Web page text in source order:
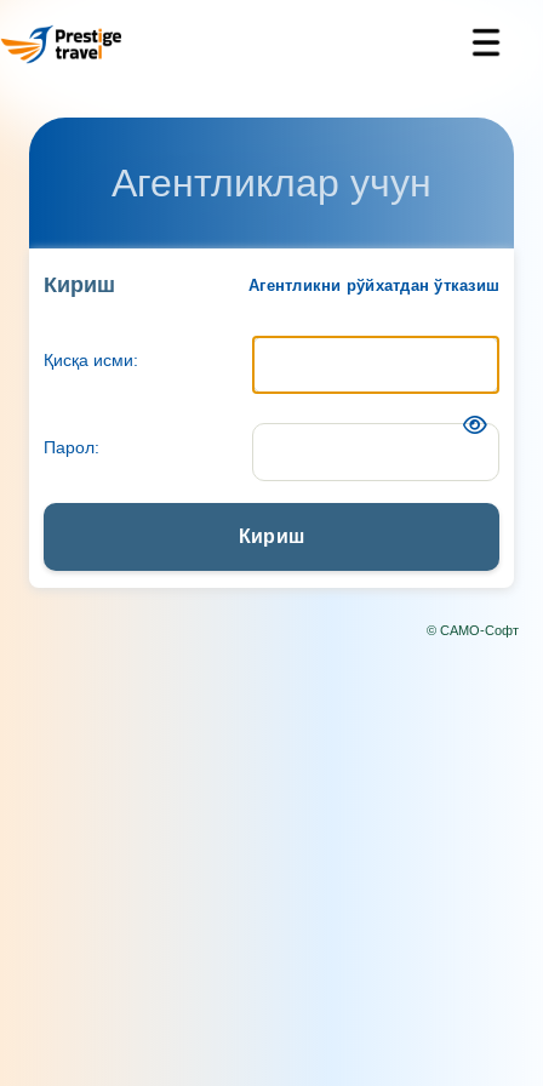
Агентликлар учун
Кириш Агентликни рўйхатдан ўтказиш
Қисқа исми:
Парол:
Кириш
© САМО-Софт